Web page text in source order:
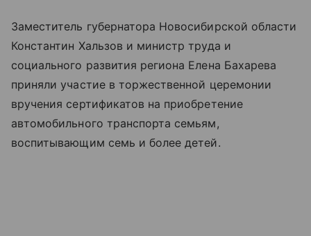
Заместитель губернатора Новосибирской области
Константин Хальзов и министр труда и
социального развития региона Елена Бахарева
приняли участие в торжественной церемонии
вручения сертификатов на приобретение
автомобильного транспорта семьям,
воспитывающим семь и более детей.